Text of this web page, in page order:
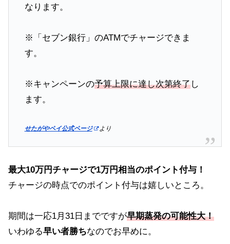
なります。
※「セブン銀行」のATMでチャージできま
す。
※キャンペーンの予算上限に達し次第終了し
ます。
せたがやペイ公式ページ より
最大10万円チャージで1万円相当のポイント付与！
チャージの時点でのポイント付与は嬉しいところ。
期間は一応1月31日までですが早期蒸発の可能性大！
いわゆる早い者勝ちなのでお早めに。